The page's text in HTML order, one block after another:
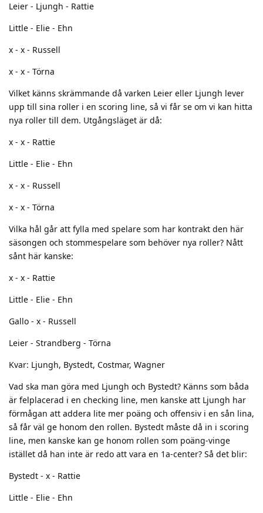
Leier - Ljungh - Rattie
Little - Elie - Ehn
x - x - Russell
x - x - Törna
Vilket känns skrämmande då varken Leier eller Ljungh lever
upp till sina roller i en scoring line, så vi får se om vi kan hitta
nya roller till dem. Utgångsläget är då:
x - x - Rattie
Little - Elie - Ehn
x - x - Russell
x - x - Törna
Vilka hål går att fylla med spelare som har kontrakt den här
säsongen och stommespelare som behöver nya roller? Nått
sånt här kanske:
x - x - Rattie
Little - Elie - Ehn
Gallo - x - Russell
Leier - Strandberg - Törna
Kvar: Ljungh, Bystedt, Costmar, Wagner
Vad ska man göra med Ljungh och Bystedt? Känns som båda
är felplacerad i en checking line, men kanske att Ljungh har
förmågan att addera lite mer poäng och offensiv i en sån lina,
så får väl ge honom den rollen. Bystedt måste då in i scoring
line, men kanske kan ge honom rollen som poäng-vinge
istället då han inte är redo att vara en 1a-center? Så det blir:
Bystedt - x - Rattie
Little - Elie - Ehn